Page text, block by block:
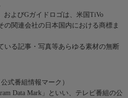
およびGガイドロゴは、米国TiVo
の関連会社の日本国内における商標ま
いる記事・写真等あらゆる素材の無断
式番組情報マーク）
Data Mark」といい、テレビ番組の公